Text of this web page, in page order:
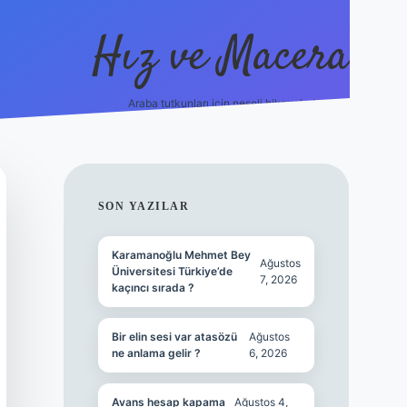
Hız ve Macera
Araba tutkunları için neşeli hikayeler!
SIDEBAR
SON YAZILAR
Karamanoğlu Mehmet Bey
Üniversitesi Türkiye’de
kaçıncı sırada ?
Ağustos
7, 2026
Bir elin sesi var atasözü
ne anlama gelir ?
Ağustos
6, 2026
Avans hesap kapama Ağustos 4,
hiltonbet güncel giriş